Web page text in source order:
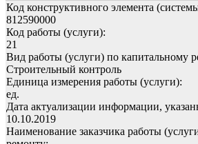
Код конструктивного элемента
812590000
Код работы (услуги):
21
Вид работы (услуги) по капитальному
Строительный контроль
Единица измерения работы (услуги):
ед.
Дата актуализации информации,
10.10.2019
Наименование заказчика работы